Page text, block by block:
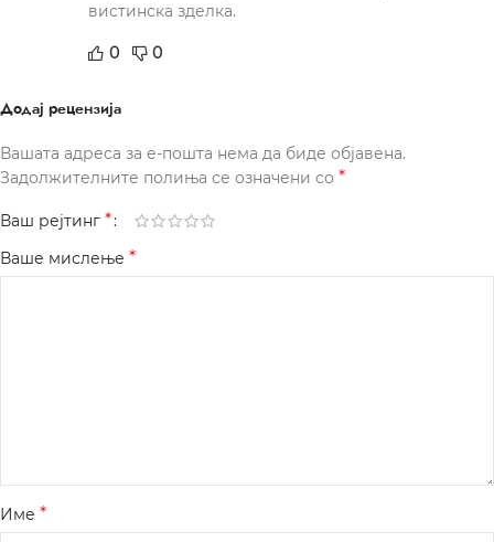
вистинска зделка.
0 0
Додај рецензија
Вашата адреса за е-пошта нема да биде објавена.
Задолжителните полиња се означени со *
Ваш рејтинг *
Ваше мислење *
Име *